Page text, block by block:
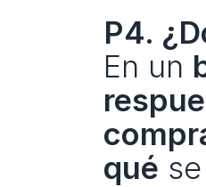
P4.
En un
qué